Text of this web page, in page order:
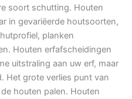
soort schutting. Houten
in gevariëerde houtsoorten,
planken
Houten erfafscheidingen
uitstraling aan uw erf, maar
Het grote verlies punt van
houten palen. Houten